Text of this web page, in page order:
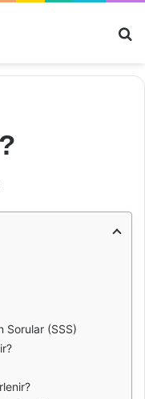
Sorular (SSS)